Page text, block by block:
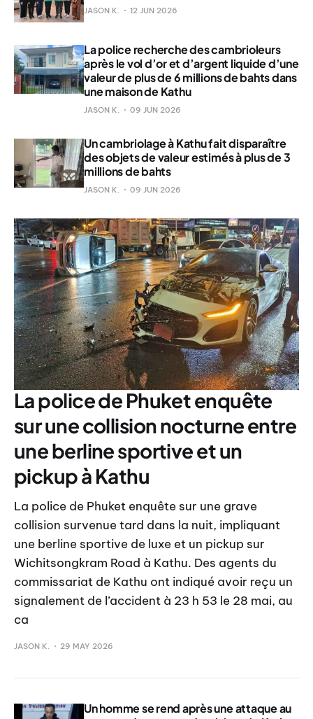
JASON K. 12 JUN 2026
La police recherche des cambrioleurs
après le vol d’or et d’argent liquide d’une
valeur de plus de 6 millions de bahts dans
une maison de Kathu
JASON K. 09 JUN 2026
Un cambriolage à Kathu fait disparaître
des objets de valeur estimés à plus de 3
millions de bahts
JASON K. 09 JUN 2026
La police de Phuket enquête
sur une collision nocturne entre
une berline sportive et un
pickup à Kathu
La police de Phuket enquête sur une grave
collision survenue tard dans la nuit, impliquant
une berline sportive de luxe et un pickup sur
Wichitsongkram Road à Kathu. Des agents du
commissariat de Kathu ont indiqué avoir reçu un
signalement de l’accident à 23 h 53 le 28 mai, au
ca
JASON K. 29 MAY 2026
Un homme se rend après une attaque au